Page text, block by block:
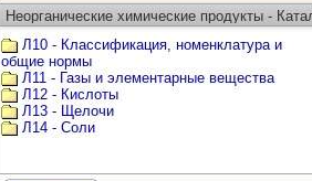
Неорганические химические продукты -
Л10 - Классификация, номенклатура и
общие нормы
Л11 - Газы и элементарные вещества
Л12 - Кислоты
Л13 - Щелочи
Л14 - Соли